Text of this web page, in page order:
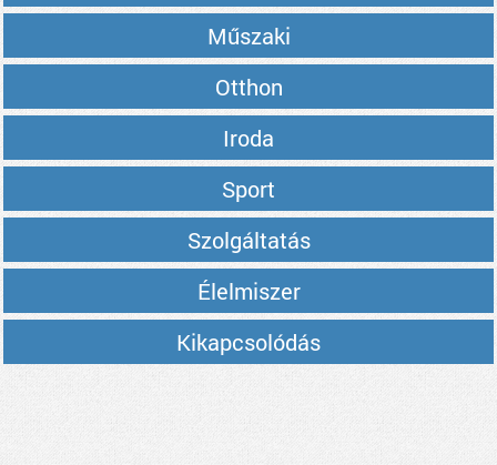
Műszaki
Otthon
Iroda
Sport
Szolgáltatás
Élelmiszer
Kikapcsolódás